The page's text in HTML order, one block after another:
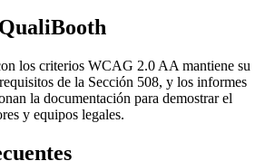
los criterios WCAG 2.0 AA mantiene su
de la Sección 508, y los informes
la documentación para demostrar el
y equipos legales.